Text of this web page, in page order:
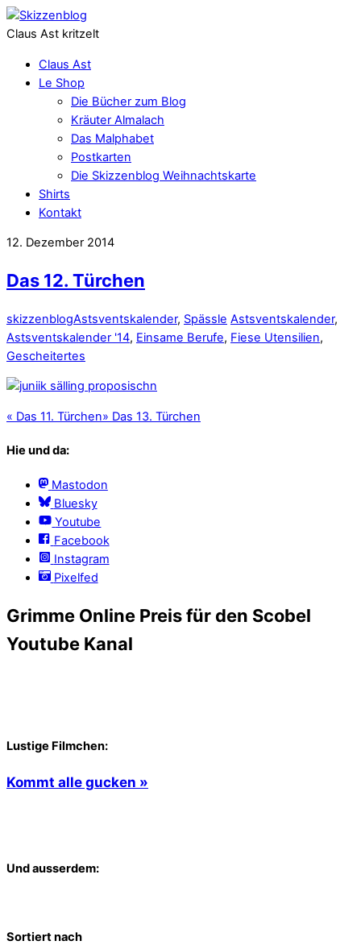
Claus Ast kritzelt
Claus Ast
Le Shop
Die Bücher zum Blog
Kräuter Almalach
Das Malphabet
Postkarten
Die Skizzenblog Weihnachtskarte
Shirts
Kontakt
12. Dezember 2014
Das 12. Türchen
skizzenblogAstsventskalender, Spässle Astsventskalender,
Astsventskalender '14, Einsame Berufe, Fiese Utensilien,
Gescheitertes
« Das 11. Türchen» Das 13. Türchen
Hie und da:
Mastodon
Bluesky
Youtube
Facebook
Instagram
Pixelfed
Grimme Online Preis für den Scobel
Youtube Kanal
Lustige Filmchen:
Kommt alle gucken »
Und ausserdem:
Sortiert nach